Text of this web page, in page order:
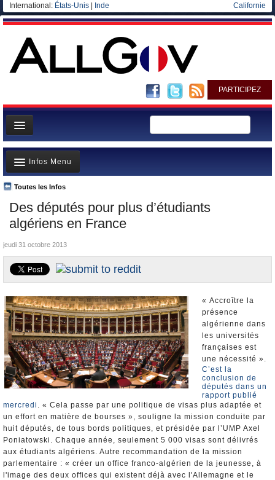
International: États-Unis Inde Californie
PARTICIPEZ
Page d'accueil
Infos
Gouvernement
Ministères/Directions
Blog
Elections européennes
Des députés pour plus d’étudiants
algériens en France
Toutes les Infos
Infos Menu
A la Une
Polémiques
Où va l’argent?
La France et le Monde
Nominations et Démissions
Elections européennes
Infos insolites
jeudi 31 octobre 2013
« Accroître la
présence
algérienne dans
les universités
françaises est
une nécessité ».
C’est la
conclusion de
députés dans un
rapport publié
mercredi . « Cela passe par une politique de visas plus adaptée et
un effort en matière de bourses », souligne la mission conduite par
huit députés, de tous bords politiques, et présidée par l’UMP Axel
Poniatowski. Chaque année, seulement 5 000 visas sont délivrés
aux étudiants algériens. Autre recommandation de la mission
parlementaire : « créer un office franco-algérien de la jeunesse, à
l'image des deux offices qui existent déjà avec l'Allemagne et le